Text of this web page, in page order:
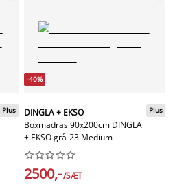
Plus
-40%
DINGLA + EKSO
Boxmadras 90x200cm DINGLA
+ EKSO grå-23 Medium
Plus






2500,-/SÆT